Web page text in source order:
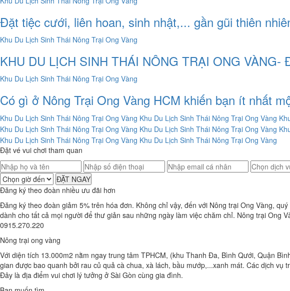
Đặt tiệc cưới, liên hoan, sinh nhật,... gần gũi thiên
KHU DU LỊCH SINH THÁI NÔNG TRẠI ONG
Có gì ở Nông Trại Ong Vàng HCM khiến bạn ít nhất
Đặt vé vui chơi tham quan
ĐẶT NGAY
Đăng ký theo đoàn nhiều ưu đãi hơn
Đăng ký theo đoàn giảm 5% trên hóa đơn. Không chỉ vậy, đến với Nông trại Ong Vàng,
dành cho tất cả mọi người để thư giản sau những ngày làm việc chăm chỉ. Nông trại Ong
0915.270.220
Nông trại ong vàng
Với diện tích 13.000m2 nằm ngay trung tâm TPHCM, (khu Thanh Đa, Bình Qưới, Quận
gian được bao quanh bởi rau củ quả cà chua, xà lách, bầu mướp,...xanh mát. Các dịch
Đây là địa điểm vui chơi lý tưởng ở Sài Gòn cùng gia đình.